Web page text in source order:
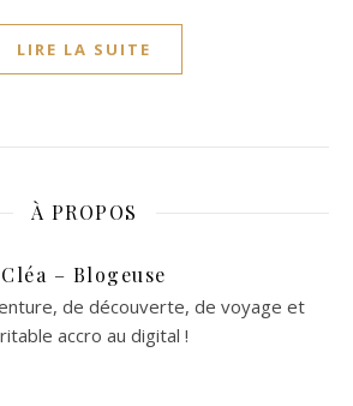
LIRE LA SUITE
À PROPOS
Cléa – Blogeuse
de découverte, de voyage et
accro au digital !